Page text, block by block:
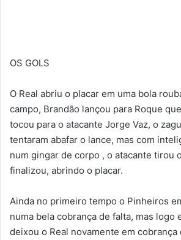
OS GOLS
O Real abriu o placar em uma bola
campo, Brandão lançou para Roque
tocou para o atacante Jorge Vaz, o
tentaram abafar o lance, mas com
num gingar de corpo , o atacante tirou
finalizou, abrindo o placar.
Ainda no primeiro tempo o Pinheiros
numa bela cobrança de falta, mas logo
deixou o Real novamente em cobrança